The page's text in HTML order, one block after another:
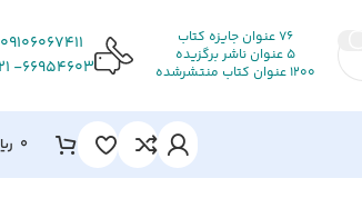
76 عنوان جایزه کتاب
5 عنوان ناشر برگزیده
1200 عنوان کتاب منتشرشده
09106067411
66954603- 021